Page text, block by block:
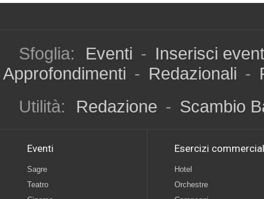
Sfoglia: Eventi - Inserisci
Approfondimenti - Redazionali -
Utilità:
Redazione - Scambio
Eventi
Sagre
Teatro
Esercizi
Hotel
Orchestre